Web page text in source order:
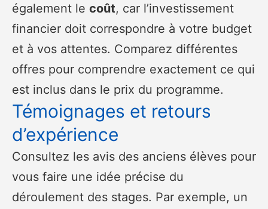
également le coût, car l’investissement
financier doit correspondre à votre budget
et à vos attentes. Comparez différentes
offres pour comprendre exactement ce qui
est inclus dans le prix du programme.
Témoignages et retours
d’expérience
Consultez les avis des anciens élèves pour
vous faire une idée précise du
déroulement des stages. Par exemple, un